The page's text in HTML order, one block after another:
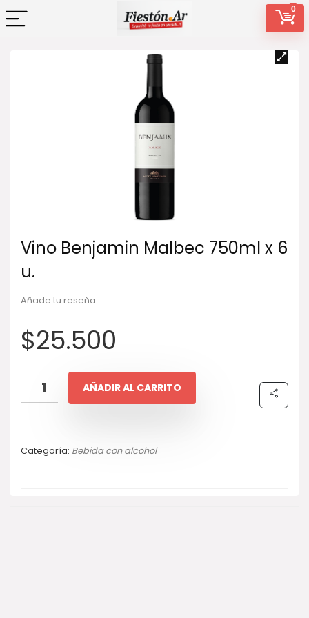
0
Vino Benjamin Malbec 750ml x 6
u.
Añade tu reseña
$25.500
AÑADIR AL CARRITO
Categoría: Bebida con alcohol